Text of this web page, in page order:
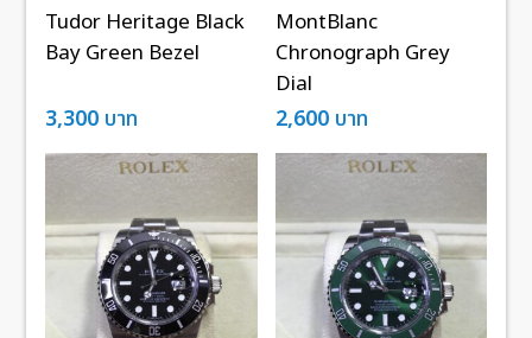
Tudor Heritage Black
Bay Green Bezel
3,300 บาท
MontBlanc
Chronograph Grey
Dial
2,600 บาท